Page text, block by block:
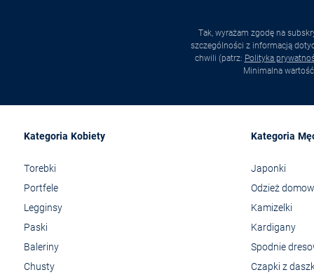
Tak, wyrażam zgodę na
szczególności z informacją
chwili (patrz: Polityka
Minimalna
Kategoria Kobiety
Torebki
Portfele
Legginsy
Paski
Baleriny
Chusty
Kategoria
Japonki
Odzież
Kamizelki
Kardigany
Spodnie
Czapki z